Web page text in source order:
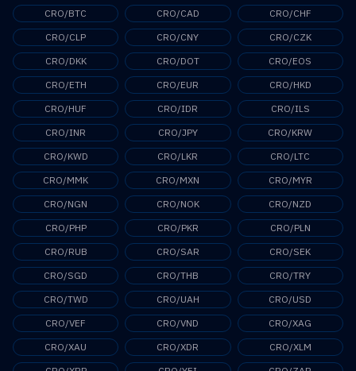
CRO/BTC
CRO/CAD
CRO/CHF
CRO/CLP
CRO/CNY
CRO/CZK
CRO/DKK
CRO/DOT
CRO/EOS
CRO/ETH
CRO/EUR
CRO/HKD
CRO/HUF
CRO/IDR
CRO/ILS
CRO/INR
CRO/JPY
CRO/KRW
CRO/KWD
CRO/LKR
CRO/LTC
CRO/MMK
CRO/MXN
CRO/MYR
CRO/NGN
CRO/NOK
CRO/NZD
CRO/PHP
CRO/PKR
CRO/PLN
CRO/RUB
CRO/SAR
CRO/SEK
CRO/SGD
CRO/THB
CRO/TRY
CRO/TWD
CRO/UAH
CRO/USD
CRO/VEF
CRO/VND
CRO/XAG
CRO/XAU
CRO/XDR
CRO/XLM